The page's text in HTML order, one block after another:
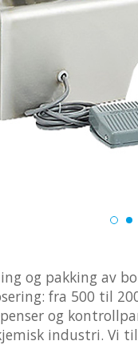
og pakking av
fra 500 til
og
industri. Vi